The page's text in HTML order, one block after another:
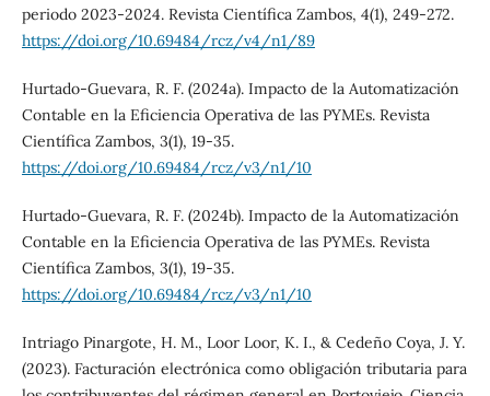
periodo 2023-2024. Revista Científica Zambos, 4(1), 249-272.
https://doi.org/10.69484/rcz/v4/n1/89
Hurtado-Guevara, R. F. (2024a). Impacto de la Automatización
Contable en la Eficiencia Operativa de las PYMEs. Revista
Científica Zambos, 3(1), 19-35.
https://doi.org/10.69484/rcz/v3/n1/10
Hurtado-Guevara, R. F. (2024b). Impacto de la Automatización
Contable en la Eficiencia Operativa de las PYMEs. Revista
Científica Zambos, 3(1), 19-35.
https://doi.org/10.69484/rcz/v3/n1/10
Intriago Pinargote, H. M., Loor Loor, K. I., & Cedeño Coya, J. Y.
(2023). Facturación electrónica como obligación tributaria para